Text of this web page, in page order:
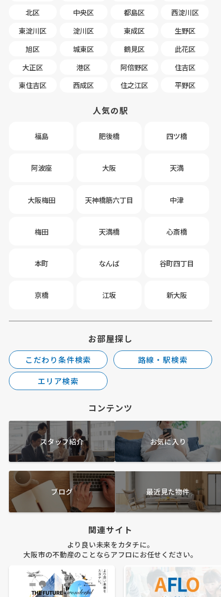
北区
中央区 都島区
西淀川区
東淀川区
淀川区 東成区
生野区
旭区
城東区 鶴見区
此花区
大正区
港区 阿倍野区
住吉区
東住吉区
西成区 住之江区 平野区
人気の駅
福島 肥後橋 四ツ橋
阿波座 大阪 天満
大阪梅田 天神橋筋六丁目 中津
梅田 天満橋 心斎橋
本町 なんば 谷町四丁目
京橋 江坂 新大阪
お部屋探し
こだわり条件検索
路線・駅検索
エリア検索
コンテンツ
スタッフ紹介 お気に入り
ブログ 最近見た物件
関連サイト
より良い未来をカタチに。
大阪市の不動産のことならアフロにお任せください。